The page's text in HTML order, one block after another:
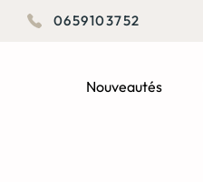
0659103752
Nouveautés